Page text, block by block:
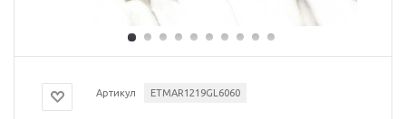
Артикул ETMAR1219GL6060